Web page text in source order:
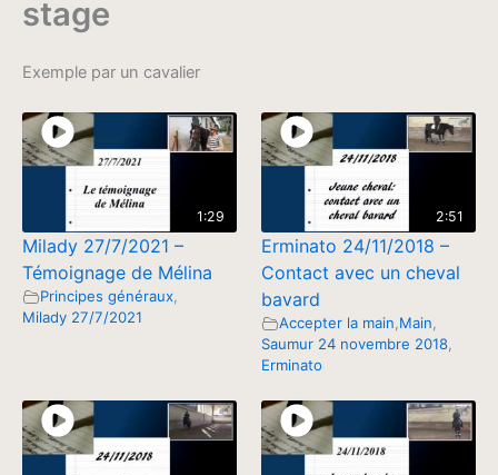
stage
Exemple par un cavalier
1:29
Milady 27/7/2021 –
Témoignage de Mélina
Principes généraux,
Milady 27/7/2021
2:51
Erminato 24/11/2018 –
Contact avec un cheval
bavard
Accepter la main,Main,
Saumur 24 novembre 2018,
Erminato